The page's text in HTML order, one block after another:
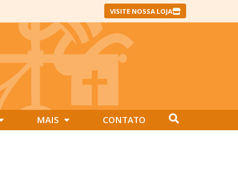
VISITE NOSSA LOJA
MAIS CONTATO